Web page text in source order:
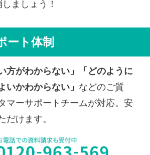
ましょう！
ート体制
方がわからない」「どのように
いかわからない」 などのご質
マーサポートチームが対応。安
だけます。